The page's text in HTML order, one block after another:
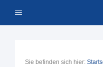
Inhalt Menü
Sie befinden sich hier: